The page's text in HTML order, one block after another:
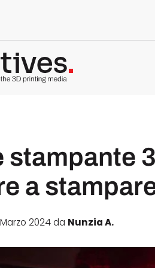
stampante
a
2024 da Nunzia A.